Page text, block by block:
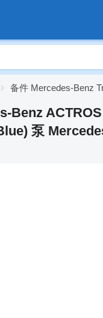
备件 Mercedes-Benz
Benz
泵